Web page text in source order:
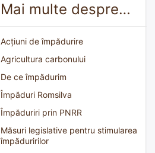
Mai multe despre…
Acțiuni de împădurire
Agricultura carbonului
De ce împădurim
Împăduri Romsilva
Împăduriri prin PNRR
Măsuri legislative pentru stimularea
împăduririlor